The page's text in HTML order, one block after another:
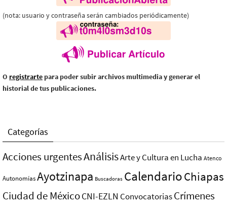
(nota: usuario y contraseña serán cambiados periódicamente)
O registrarte para poder subir archivos multimedia y generar el
historial de tus publicaciones.
Categorías
Acciones urgentesAnálisisArte y Cultura en Lucha Atenco
AutonomíasAyotzinapa Buscadoras CalendarioChiapas
Ciudad de MéxicoCNI-EZLN ConvocatoriasCrímenes